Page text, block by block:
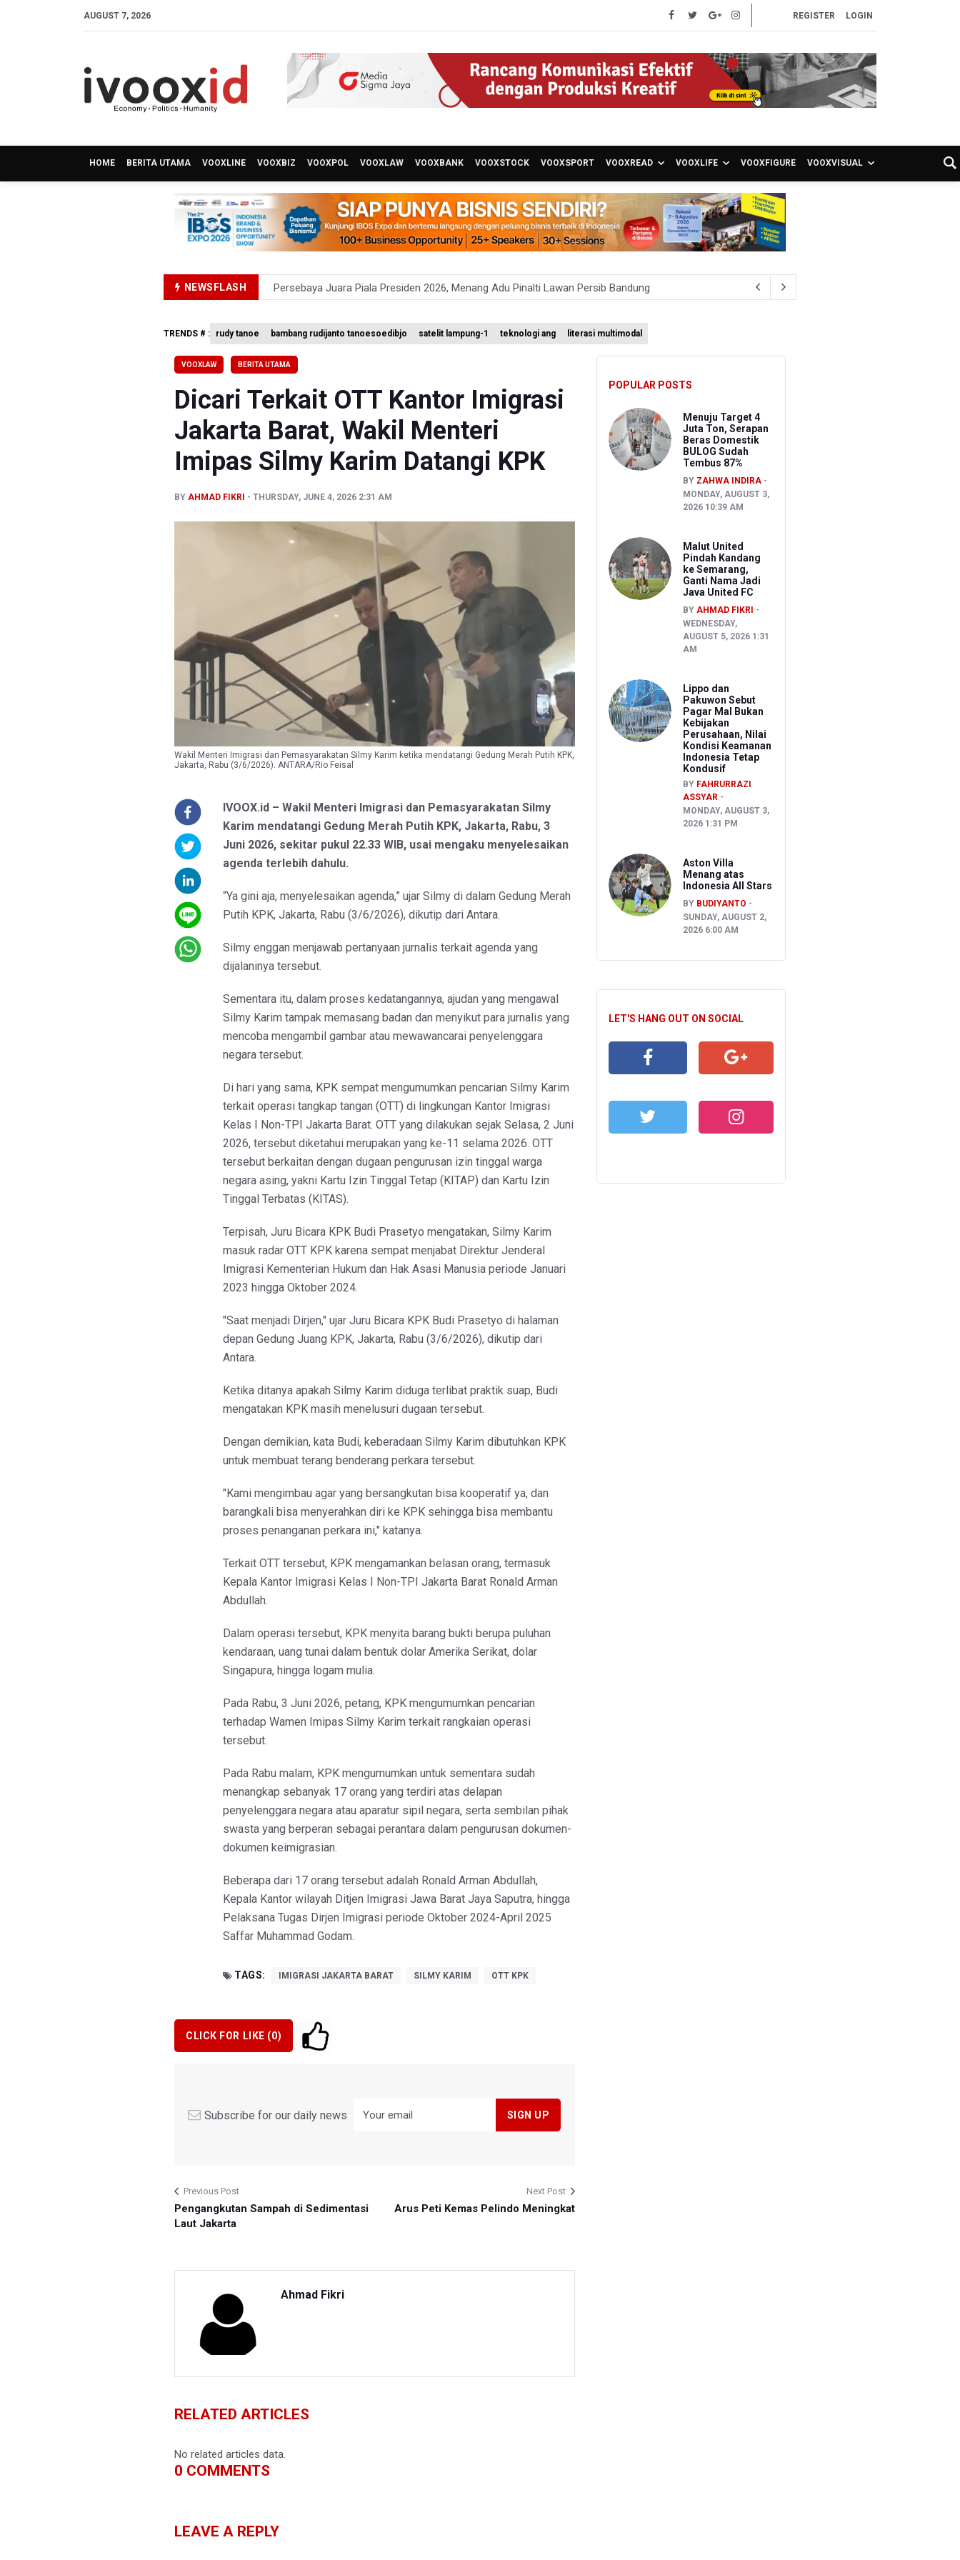
AUGUST 7, 2026 REGISTER LOGIN
HOME BERITA UTAMA VOOXLINE VOOXBIZ VOOXPOL VOOXLAW VOOXBANK VOOXSTOCK VOOXSPORT VOOXREAD VOOXLIFE VOOXFIGURE VOOXVISUAL
NEWSFLASH
Dari Literasi Teks ke Literasi Multimodal
Menperin Sebut Insentif Kendaraan Listrik untuk Produk Bernilai Tambah Tinggi
Sri Mulyani Indrawati Kembali ke Bank Dunia
Persebaya Juara Piala Presiden 2026, Menang Adu Pinalti Lawan Persib Bandung
TRENDS # : rudy tanoe bambang rudijanto tanoesoedibjo satelit lampung-1 teknologi ang literasi multimodal
VOOXLAW BERITA UTAMA
Dicari Terkait OTT Kantor Imigrasi
Jakarta Barat, Wakil Menteri
Imipas Silmy Karim Datangi KPK
BY AHMAD FIKRI THURSDAY, JUNE 4, 2026 2:31 AM
Wakil Menteri Imigrasi dan Pemasyarakatan Silmy Karim ketika mendatangi Gedung Merah Putih KPK,
Jakarta, Rabu (3/6/2026). ANTARA/Rio Feisal
IVOOX.id – Wakil Menteri Imigrasi dan Pemasyarakatan Silmy
Karim mendatangi Gedung Merah Putih KPK, Jakarta, Rabu, 3
Juni 2026, sekitar pukul 22.33 WIB, usai mengaku menyelesaikan
agenda terlebih dahulu.
“Ya gini aja, menyelesaikan agenda,” ujar Silmy di dalam Gedung Merah
Putih KPK, Jakarta, Rabu (3/6/2026), dikutip dari Antara.
Silmy enggan menjawab pertanyaan jurnalis terkait agenda yang
dijalaninya tersebut.
Sementara itu, dalam proses kedatangannya, ajudan yang mengawal
Silmy Karim tampak memasang badan dan menyikut para jurnalis yang
mencoba mengambil gambar atau mewawancarai penyelenggara
negara tersebut.
Di hari yang sama, KPK sempat mengumumkan pencarian Silmy Karim
terkait operasi tangkap tangan (OTT) di lingkungan Kantor Imigrasi
Kelas I Non-TPI Jakarta Barat. OTT yang dilakukan sejak Selasa, 2 Juni
2026, tersebut diketahui merupakan yang ke-11 selama 2026. OTT
tersebut berkaitan dengan dugaan pengurusan izin tinggal warga
negara asing, yakni Kartu Izin Tinggal Tetap (KITAP) dan Kartu Izin
Tinggal Terbatas (KITAS).
Terpisah, Juru Bicara KPK Budi Prasetyo mengatakan, Silmy Karim
masuk radar OTT KPK karena sempat menjabat Direktur Jenderal
Imigrasi Kementerian Hukum dan Hak Asasi Manusia periode Januari
2023 hingga Oktober 2024.
"Saat menjadi Dirjen," ujar Juru Bicara KPK Budi Prasetyo di halaman
depan Gedung Juang KPK, Jakarta, Rabu (3/6/2026), dikutip dari
Antara.
Ketika ditanya apakah Silmy Karim diduga terlibat praktik suap, Budi
mengatakan KPK masih menelusuri dugaan tersebut.
Dengan demikian, kata Budi, keberadaan Silmy Karim dibutuhkan KPK
untuk membuat terang benderang perkara tersebut.
"Kami mengimbau agar yang bersangkutan bisa kooperatif ya, dan
barangkali bisa menyerahkan diri ke KPK sehingga bisa membantu
proses penanganan perkara ini," katanya.
Terkait OTT tersebut, KPK mengamankan belasan orang, termasuk
Kepala Kantor Imigrasi Kelas I Non-TPI Jakarta Barat Ronald Arman
Abdullah.
Dalam operasi tersebut, KPK menyita barang bukti berupa puluhan
kendaraan, uang tunai dalam bentuk dolar Amerika Serikat, dolar
Singapura, hingga logam mulia.
Pada Rabu, 3 Juni 2026, petang, KPK mengumumkan pencarian
terhadap Wamen Imipas Silmy Karim terkait rangkaian operasi
tersebut.
Pada Rabu malam, KPK mengumumkan untuk sementara sudah
menangkap sebanyak 17 orang yang terdiri atas delapan
penyelenggara negara atau aparatur sipil negara, serta sembilan pihak
swasta yang berperan sebagai perantara dalam pengurusan dokumen-
dokumen keimigrasian.
Beberapa dari 17 orang tersebut adalah Ronald Arman Abdullah,
Kepala Kantor wilayah Ditjen Imigrasi Jawa Barat Jaya Saputra, hingga
Pelaksana Tugas Dirjen Imigrasi periode Oktober 2024-April 2025
Saffar Muhammad Godam.
TAGS: IMIGRASI JAKARTA BARAT SILMY KARIM OTT KPK
CLICK FOR LIKE (0)
Subscribe for our daily news
Previous Post
Pengangkutan Sampah di Sedimentasi
Laut Jakarta
Next Post
Arus Peti Kemas Pelindo Meningkat
Ahmad Fikri
RELATED ARTICLES
No related articles data.
0 COMMENTS
LEAVE A REPLY
POPULAR POSTS
Menuju Target 4
Juta Ton, Serapan
Beras Domestik
BULOG Sudah
Tembus 87%
BY ZAHWA INDIRA
MONDAY, AUGUST 3,
2026 10:39 AM
Malut United
Pindah Kandang
ke Semarang,
Ganti Nama Jadi
Java United FC
BY AHMAD FIKRI
WEDNESDAY,
AUGUST 5, 2026 1:31
AM
Lippo dan
Pakuwon Sebut
Pagar Mal Bukan
Kebijakan
Perusahaan, Nilai
Kondisi Keamanan
Indonesia Tetap
Kondusif
BY FAHRURRAZI
ASSYAR
MONDAY, AUGUST 3,
2026 1:31 PM
Aston Villa
Menang atas
Indonesia All Stars
BY BUDIYANTO
SUNDAY, AUGUST 2,
2026 6:00 AM
LET'S HANG OUT ON SOCIAL